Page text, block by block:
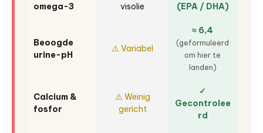
omega-3
visolie
(EPA / DHA)
Beoogde
urine-pH
⚠️ Variabel
≈ 6,4
(geformuleerd
om hier te
landen)
Calcium &
fosfor
⚠️ Weinig
gericht
✓
Gecontrolee
rd